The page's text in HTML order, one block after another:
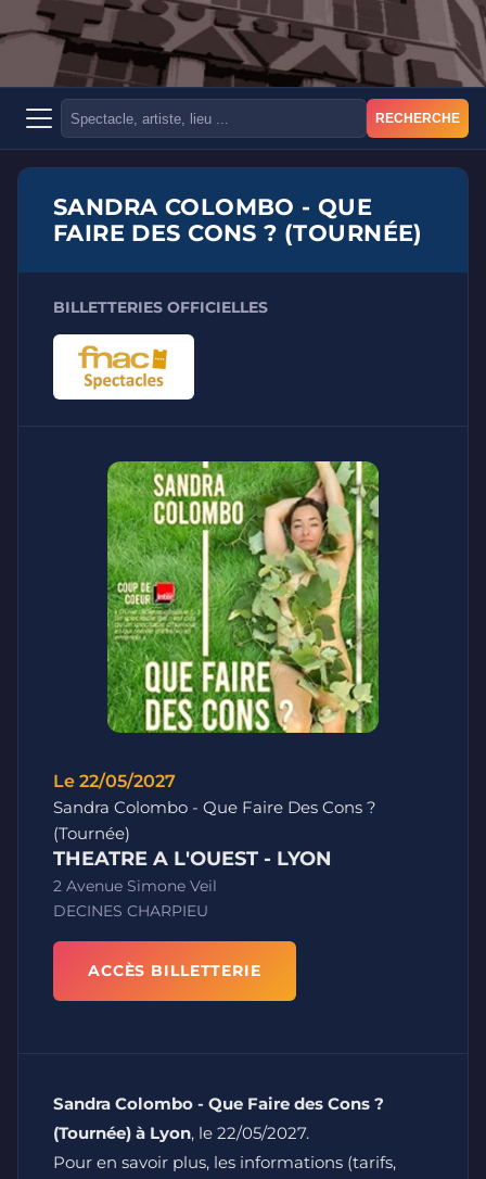
RECHERCHE
SANDRA COLOMBO - QUE
FAIRE DES CONS ? (TOURNÉE)
BILLETTERIES OFFICIELLES
Le 22/05/2027
Sandra Colombo - Que Faire Des Cons ?
(Tournée)
THEATRE A L'OUEST - LYON
2 Avenue Simone Veil
DECINES CHARPIEU
ACCÈS BILLETTERIE
Sandra Colombo - Que Faire des Cons ?
(Tournée) à Lyon, le 22/05/2027.
Pour en savoir plus, les informations (tarifs,